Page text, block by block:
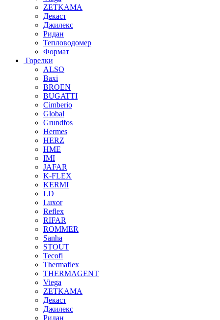
ZETKAMA
Декаст
Джилекс
Ридан
Тепловодомер
Формат
Горелки
ALSO
Baxi
BROEN
BUGATTI
Cimberio
Global
Grundfos
Hermes
HERZ
HME
IMI
JAFAR
K-FLEX
KERMI
LD
Luxor
Reflex
RIFAR
ROMMER
Sanha
STOUT
Tecofi
Thermaflex
THERMAGENT
Viega
ZETKAMA
Декаст
Джилекс
Ридан